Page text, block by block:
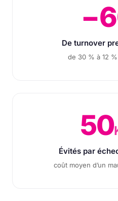
De turnover
de 30 % à 12
50
Évités par
coût moyen d’un